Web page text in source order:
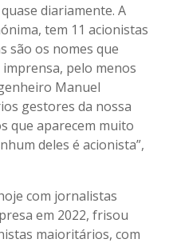
diariamente. A
tem 11 acionistas
são os nomes que
pelo menos
Manuel
gestores da nossa
que aparecem muito
deles é acionista”,
com jornalistas
em 2022, frisou
maioritários, com